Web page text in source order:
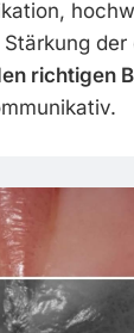
richtigen